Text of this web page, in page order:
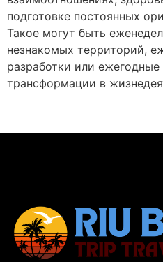
подготовке постоянных
Такое могут быть
незнакомых территорий,
разработки или
трансформации в